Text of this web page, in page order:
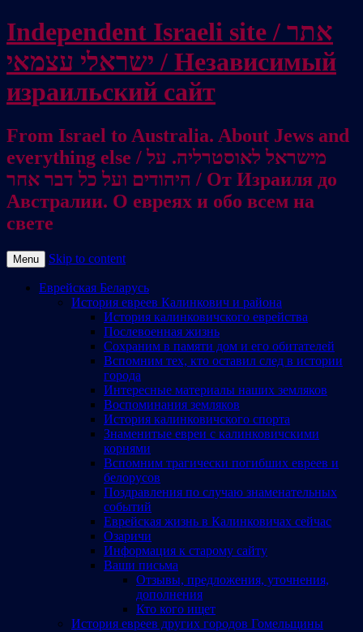
Independent Israeli site / אתר
ישראלי עצמאי / Независимый
израильский сайт
From Israel to Australia. About Jews and
everything else / מישראל לאוסטרליה. על
היהודים ועל כל דבר אחר / От Израиля до
Австралии. О евреях и обо всем на
свете
Menu Skip to content
Еврейская Беларусь
История евреев Калинкович и района
История калинковичского еврейства
Послевоенная жизнь
Сохраним в памяти дом и его обитателей
Вспомним тех, кто оставил след в истории
города
Интересные материалы наших земляков
Воспоминания земляков
История калинковичского спорта
Знаменитые евреи с калинковичскими
корнями
Вспомним трагически погибших евреев и
белорусов
Поздравления по случаю знаменательных
событий
Еврейская жизнь в Калинковичах сейчас
Озаричи
Информация к старому сайту
Ваши письма
Отзывы, предложения, уточнения,
дополнения
Кто кого ищет
История евреев других городов Гомельщины